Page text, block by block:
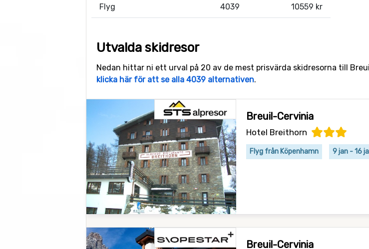
Flyg 4039 10559 kr
Utvalda skidresor
Nedan hittar ni ett urval på 20 av de mest prisvärda skidresorna till
klicka här för att se alla 4039 alternativen.
Breuil-Cervinia
Hotel Breithorn
Flyg från Köpenhamn 9 jan - 16
Breuil-Cervinia